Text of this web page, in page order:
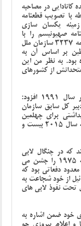
کانادایی در مصاحبه
با تصویب قطعنامه
ملل در سال 1975 در زمینه یکسان سازی
صهیونیسم را با
نژادپرستی برابر کرد و یک سال پس از قطعنامه 3237 سازمان ملل
بر اساس آن به
به نظر من این
از کشورهای
وی در ادامه درباره لغو قطعنامه 3379 در سال 1991 افزود:
کل سابق سازمان
گرامیداشتی برای چهلمین
سالروز لغو این قطعنامه برگزار کرد. در حالیکه سال 2015 بیست و
که در چنگال لابی
های اسرائیلی قرار ندارند و تصویب قطعنامه 1975 را جشن می
دفعاتی بود که
از خود شجاعت به
تحت نفوذ لابی های
خود ضمن اشاره به